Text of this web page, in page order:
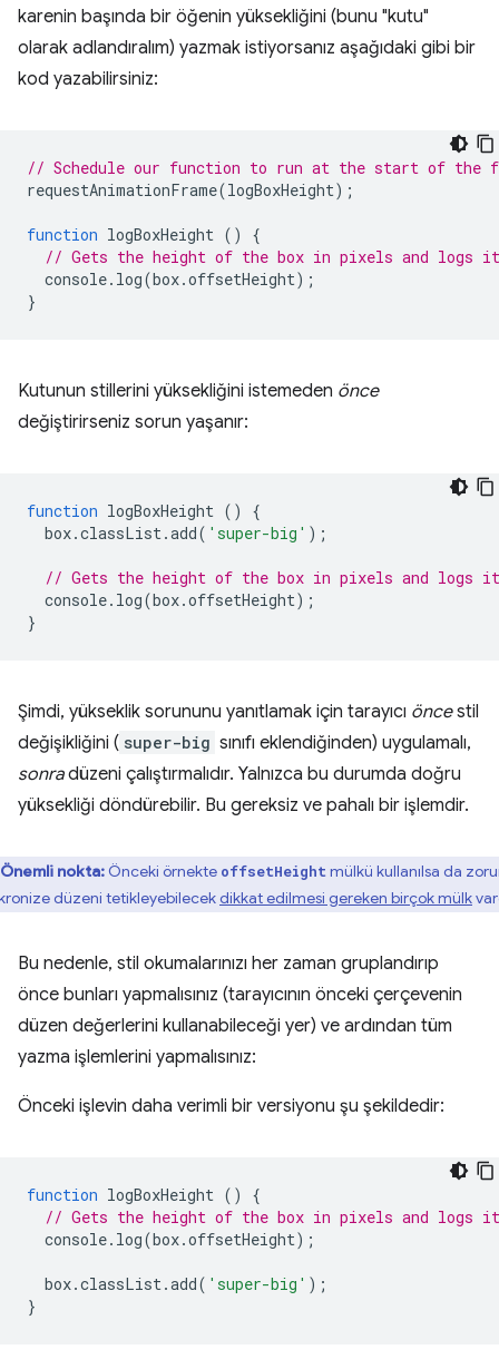
karenin başında bir öğenin yüksekliğini (bunu "kutu"
olarak adlandıralım) yazmak istiyorsanız aşağıdaki gibi bir
kod yazabilirsiniz:
// Schedule our function to run at the start of the
requestAnimationFrame(logBoxHeight);
function logBoxHeight ()
{
// Gets the height of the box in pixels and logs
console. log(box.offsetHeight);
}
Kutunun stillerini yüksekliğini istemeden önce
değiştirirseniz sorun yaşanır:
function logBoxHeight ()
{
box.classList.add( 'super-big' );
// Gets the height of the box in pixels and logs
console. log(box.offsetHeight);
}
Şimdi, yükseklik sorununu yanıtlamak için tarayıcı öncestil
değişikliğini ( super-big sınıfı eklendiğinden) uygulamalı,
sonradüzeni çalıştırmalıdır. Yalnızca bu durumda doğru
yüksekliği döndürebilir. Bu gereksiz ve pahalı bir işlemdir.
Önemli nokta: Önceki örnekte offsetHeight mülkü kullanılsa da
düzeni tetikleyebilecekdikkat edilmesi gereken birçok mülk
Bu nedenle, stil okumalarınızı her zaman gruplandırıp
önce bunları yapmalısınız (tarayıcının önceki çerçevenin
düzen değerlerini kullanabileceği yer) ve ardından tüm
yazma işlemlerini yapmalısınız:
Önceki işlevin daha verimli bir versiyonu şu şekildedir:
function logBoxHeight ()
{
// Gets the height of the box in pixels and logs
console. log(box.offsetHeight);
box.classList.add( 'super-big' );
}